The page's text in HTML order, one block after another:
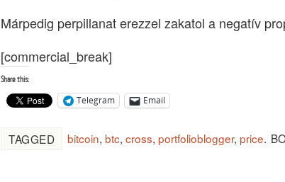
Márpedig perpillanat erezzel zakatol a negatív
[commercial_break]
Share this:
Telegram Email
TAGGED bitcoin, btc, cross, portfolioblogger, price.